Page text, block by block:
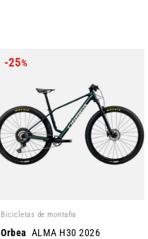
-25%
Bicicletas de montaña
Orbea ALMA H30 2026